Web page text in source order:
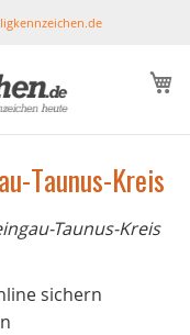
Taunus-Kreis
Taunus-Kreis
sichern